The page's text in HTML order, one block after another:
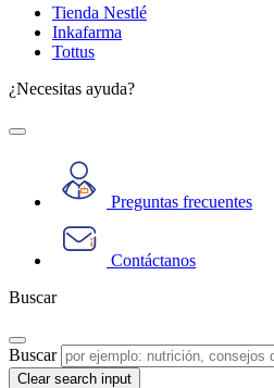
Tienda Nestlé
Inkafarma
Tottus
¿Necesitas ayuda?
Preguntas frecuentes
Contáctanos
Buscar
Buscar
Clear search input